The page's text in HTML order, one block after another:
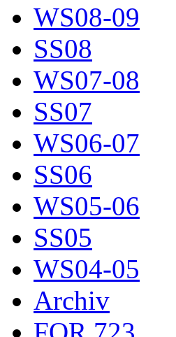
WS08-09
SS08
WS07-08
SS07
WS06-07
SS06
WS05-06
SS05
WS04-05
Archiv